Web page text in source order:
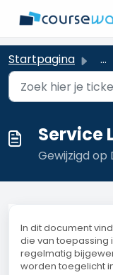
Startpagina ...
Service
Gewijzigd op
In dit document
die van toepassing
regelmatig
worden toegelicht